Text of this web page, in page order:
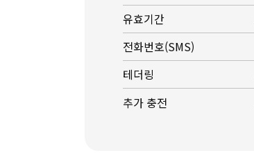
유효기간
전화번호(SMS)
테더링
추가 충전